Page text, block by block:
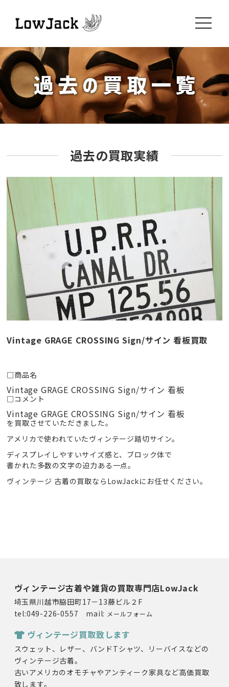
toggle
過去の買取実績
Vintage GRAGE CROSSING Sign/サイン 看板買取
□商品名
Vintage GRAGE CROSSING Sign/サイン 看板
□コメント
Vintage GRAGE CROSSING Sign/サイン 看板
を買取させていただきました。
アメリカで使われていたヴィンテージ踏切サイン。
ディスプレイしやすいサイズ感と、ブロック体で
書かれた多数の文字の迫力ある一点。
ヴィンテージ 古着の買取ならLowJackにお任せください。
ヴィンテージ古着や雑貨の買取専門店LowJack
埼玉県川越市脇田町17－13藤ビル２F
tel:049-226-0557 mail: メールフォーム
ヴィンテージ買取致します
スウェット、レザー、バンドTシャツ、リーバイスなどの
ヴィンテージ古着。
古いアメリカのオモチャやアンティーク家具など高価買取
致します。